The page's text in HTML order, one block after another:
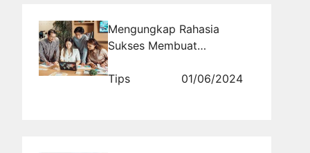
Mengungkap Rahasia
Sukses Membuat
Politik yang Menarik Suara
Tips 01/06/2024